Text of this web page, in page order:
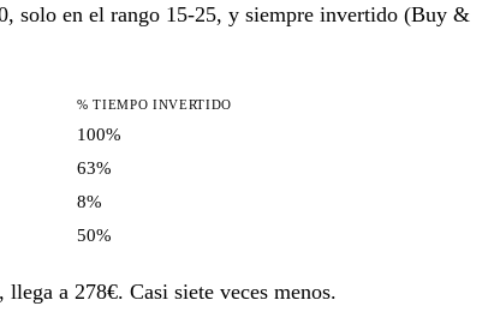
solo en el rango 15-25, y siempre invertido (Buy &
% TIEMPO INVERTIDO
100%
63%
8%
50%
a 278€. Casi siete veces menos.